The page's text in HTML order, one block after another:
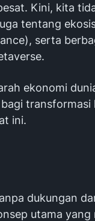
Kini, kita
tentang
serta
ekonomi
transformasi
ini.
dukungan
utama yang